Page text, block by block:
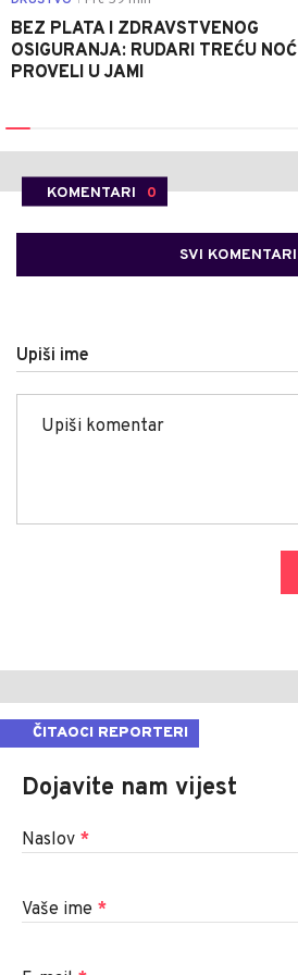
BEZ PLATA I ZDRAVSTVENOG
OSIGURANJA: RUDARI TREĆU NOĆ
PROVELI U JAMI
KOMENTARI 0
SVI KOMENTARI
Upiši ime
ČITAOCI REPORTERI
Dojavite nam vijest
Naslov *
Vaše ime *